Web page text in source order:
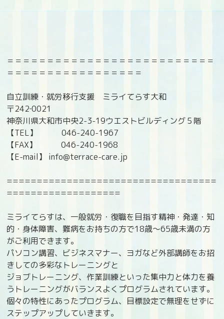
＝＝＝＝＝＝＝＝＝＝＝＝＝＝＝＝＝＝＝＝＝＝＝＝＝＝
＝＝＝＝＝＝＝＝＝＝＝＝＝＝＝＝＝
自立訓練・就労移行支援 ミライてらす大和
〒242‐0021
神奈川県大和市中央2-3-19ウエストビルディング５階
【TEL】 046-240-1967
【FAX】 046-240-1968
【E-mail】 info@terrace-care.jp
===================================
===================
ミライてらすは、一般就労・復職を目指す精神・発達・知
的・身体障害、難病をお持ちの方で18歳〜65歳未満の方
がご利用できます。
パソコン講習、ビジネスマナー、ヨガなど外部講師をお招
きしての多彩なトレーニングと
ジョブトレーニング、作業訓練といった集中力と体力を養
うトレーニングがバランスよくプログラムされています。
個々の特性にあったプログラム、目標設定で無理をせずに
ステップアップしていきます。